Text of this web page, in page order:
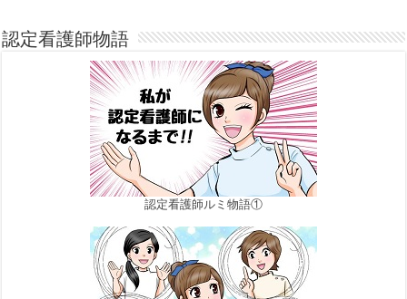
認定看護師物語
認定看護師ルミ物語①